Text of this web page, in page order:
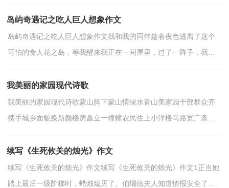
岛屿奇遇记之吃人巨人想象作文
岛屿奇遇记之吃人巨人想象作文我和我的同伴趁着夜色逃离了这个
可怕的食人花之岛，等我醒来我正在一间屋里，过了一阵子，我才
我美丽的家园现代诗歌
我美丽的家园现代诗歌蒙山脚下蒙山情绿水青山美家园干部群众齐
携手城乡面貌换新颜楼房矗立一幢幢农民住上小洋楼马路宽广条条
续写《生死攸关的烛光》作文
续写《生死攸关的烛光》作文续写《生死攸关的烛光》作文1正当她
踏上最后一级阶梯时，蜡烛熄灭了。伯瑙德夫人知道情报安全了，